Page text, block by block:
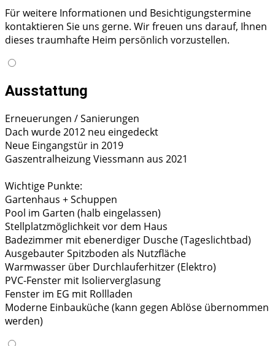
Für weitere Informationen und Besichtigungstermine
kontaktieren Sie uns gerne. Wir freuen uns darauf, Ihnen
dieses traumhafte Heim persönlich vorzustellen.
Ausstattung
Erneuerungen / Sanierungen
Dach wurde 2012 neu eingedeckt
Neue Eingangstür in 2019
Gaszentralheizung Viessmann aus 2021
Wichtige Punkte:
Gartenhaus + Schuppen
Pool im Garten (halb eingelassen)
Stellplatzmöglichkeit vor dem Haus
Badezimmer mit ebenerdiger Dusche (Tageslichtbad)
Ausgebauter Spitzboden als Nutzfläche
Warmwasser über Durchlauferhitzer (Elektro)
PVC-Fenster mit Isolierverglasung
Fenster im EG mit Rollladen
Moderne Einbauküche (kann gegen Ablöse übernommen
werden)